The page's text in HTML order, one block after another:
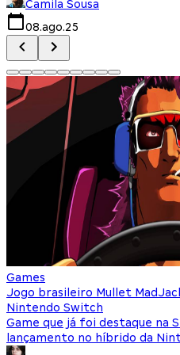
Camila Sousa
08.ago.25
Games
Jogo brasileiro Mullet
Nintendo Switch
Game que já foi destaque na
lançamento no híbrido da